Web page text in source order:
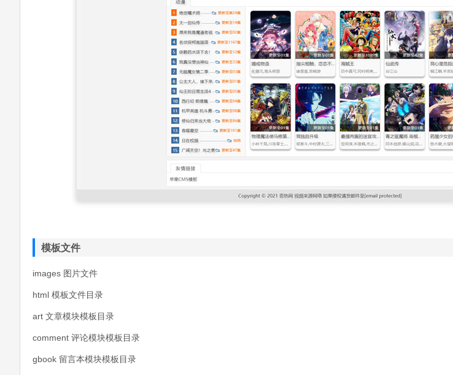
模板文件
images 图片文件
html 模板文件目录
art 文章模块模板目录
comment 评论模块模板目录
gbook 留言本模块模板目录